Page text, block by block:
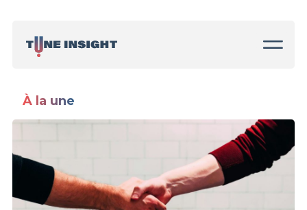
À la une